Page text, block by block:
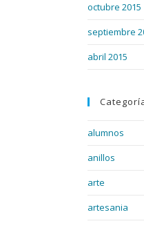
octubre 2015
septiembre
abril 2015
alumnos
anillos
arte
artesania